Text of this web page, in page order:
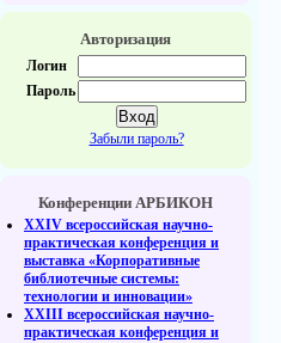
Авторизация
Логин
Пароль
Забыли пароль?
Конференции АРБИКОН
XXIV всероссийская научно-
практическая конференция и
выставка «Корпоративные
библиотечные системы:
технологии и инновации»
XXIII всероссийская научно-
практическая конференция и